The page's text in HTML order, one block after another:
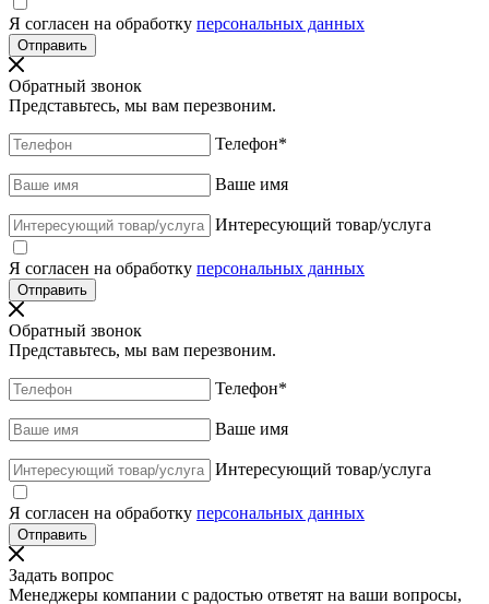
Я согласен на обработку персональных данных
Обратный звонок
Представьтесь, мы вам перезвоним.
Телефон*
Ваше имя
Интересующий товар/услуга
Я согласен на обработку персональных данных
Обратный звонок
Представьтесь, мы вам перезвоним.
Телефон*
Ваше имя
Интересующий товар/услуга
Я согласен на обработку персональных данных
Задать вопрос
Менеджеры компании с радостью ответят на ваши вопросы,